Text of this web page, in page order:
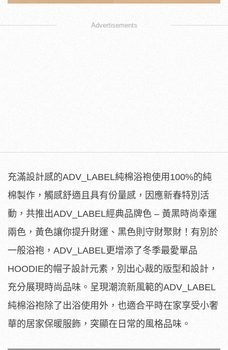
Advertisements
充滿設計感的ADV_LABEL純棉浴袍使用100%的純
棉製作，觸感舒適且具有份量感，因應新春特別活
動，共推出ADV_LABEL經典品牌色 – 黃黑時尚幸運
兩色，黃色讓你提升財運、黑色則守財聚財！有別於
一般浴袍，ADV_LABEL更增添了冬季最愛單品
HOODIE的帽子設計元素，別出心裁的版型和設計，
充分展現時尚品味。呈現潮流新風範的ADV_LABEL
純棉浴袍除了出浴使用外，也適合平時在家享受小奢
華的居家保暖服飾，突顯在日常的風格品味。